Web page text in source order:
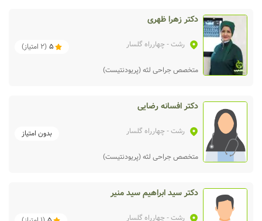
دکتر زهرا ظهری
رشت- چهارراه گلسار 5
(
2 امتیاز)
متخصص جراحی لثه (پریودنتیست)
دکتر افسانه رضایی
رشت- چهارراه گلسار بدون امتیاز
متخصص جراحی لثه (پریودنتیست)
دکتر سید ابراهیم سید منیر
رشت- چهارراه گلسار